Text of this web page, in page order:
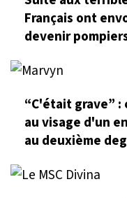
Français ont
devenir
“C'était grave” :
au visage d'un
au deuxième